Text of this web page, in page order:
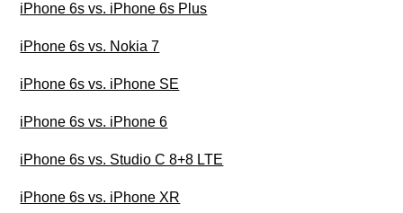
iPhone 6s vs. iPhone 6s Plus
iPhone 6s vs. Nokia 7
iPhone 6s vs. iPhone SE
iPhone 6s vs. iPhone 6
iPhone 6s vs. Studio C 8+8 LTE
iPhone 6s vs. iPhone XR